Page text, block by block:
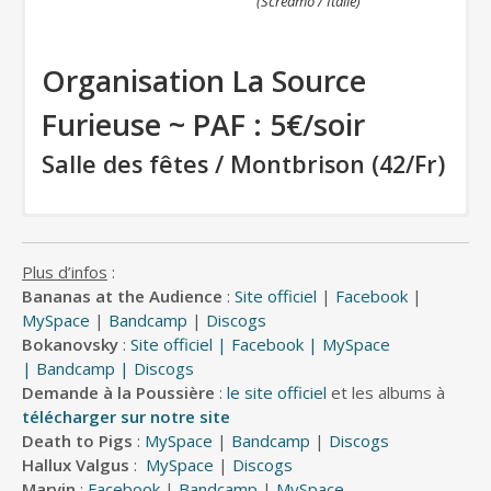
Organisation La Source
Furieuse ~ PAF : 5€/soir
Salle des fêtes / Montbrison (42/Fr)
MARVIN
Bananas At
(Rock Noise / Lyon)
PEDRO DE LA
Plus d’infos :
Bananas at the Audience : Site officiel | Facebook |
MySpace | Bandcamp | Discogs
Bokanovsky : Site officiel | Facebook | MySpace
| Bandcamp | Discogs
Demande à la Poussière : le site officiel et les albums à
télécharger sur notre site
Death to Pigs : MySpace | Bandcamp | Discogs
Hallux Valgus : MySpace | Discogs